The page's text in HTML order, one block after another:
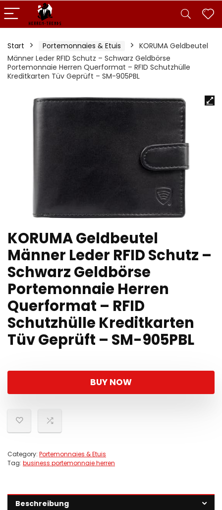
Start Portemonnaies & Etuis
KORUMA Geldbeutel
Männer Leder RFID Schutz – Schwarz Geldbörse
Portemonnaie Herren Querformat – RFID Schutzhülle
Kreditkarten Tüv Geprüft – SM-905PBL
KORUMA Geldbeutel
Männer Leder RFID Schutz –
Schwarz Geldbörse
Portemonnaie Herren
Querformat – RFID
Schutzhülle Kreditkarten
Tüv Geprüft – SM-905PBL
BUY NOW
Category: Portemonnaies & Etuis
Tag: business portemonnaie herren
Beschreibung